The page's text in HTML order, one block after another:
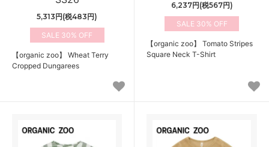
5,313円(税483円)
30%
【organic zoo】 Wheat Terry
Cropped Dungarees
6,237円(税567円)
30%
【organic zoo】 Tomato Stripes
Square Neck T-Shirt